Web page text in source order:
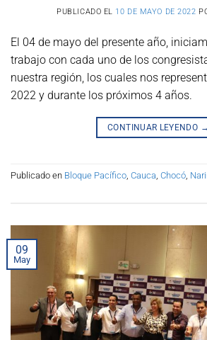
PUBLICADO EL 10 DE MAYO DE 2022
El 04 de mayo del presente año,
trabajo con cada uno de los
nuestra región, los cuales nos
2022 y durante los próximos 4 años.
CONTINUAR LEYENDO →
Publicado en Bloque Pacífico, Cauca, Chocó,
09
May